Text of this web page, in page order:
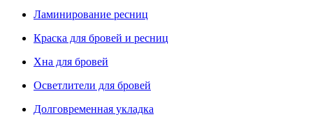
Ламинирование ресниц
Краска для бровей и ресниц
Хна для бровей
Осветлители для бровей
Долговременная укладка